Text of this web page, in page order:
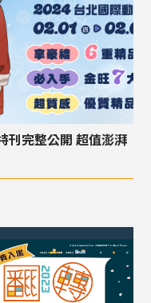
刊完整公開 超值澎湃